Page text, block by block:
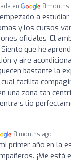
en 8 months
a
y los cursos
oficiales. El
que he
y aire
bastante la
facilita
una zona tan
sitio
8 months ago
primer año en la
¡Me está